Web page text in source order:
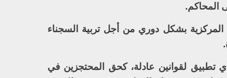
المحاكم.
بشكل دوري من أجل تربية السجناء
تطبيق لقوانين عادلة، كحق المحتجزين في